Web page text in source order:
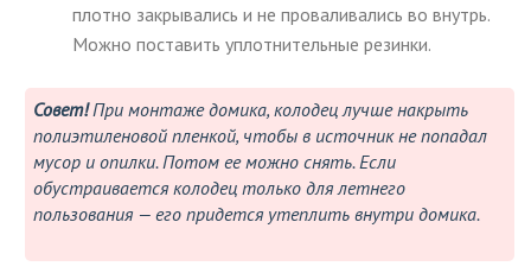
плотно закрывались и не проваливались во внутрь.
Можно поставить уплотнительные резинки.
Совет!При монтаже домика, колодец лучше накрыть
полиэтиленовой пленкой, чтобы в источник не попадал
мусор и опилки. Потом ее можно снять. Если
обустраивается колодец только для летнего
пользования — его придется утеплить внутри домика.